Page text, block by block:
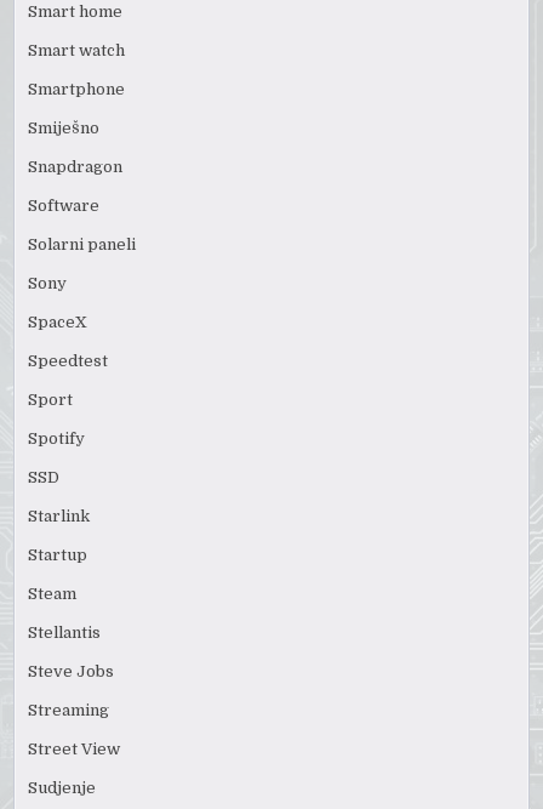
Smart home
Smart watch
Smartphone
Smiješno
Snapdragon
Software
Solarni paneli
Sony
SpaceX
Speedtest
Sport
Spotify
SSD
Starlink
Startup
Steam
Stellantis
Steve Jobs
Streaming
Street View
Sudjenje